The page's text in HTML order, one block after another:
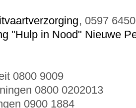
, 0597
"Hulp in Nood" Nieuwe
0800 9009
0800 0202013
0900 1884